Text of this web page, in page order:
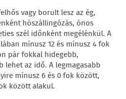
vagy borult lesz az ég,
hószállingózás, ónos
szél időnként megélénkül. A
mínusz 12 és mínusz 4 fok
pár fokkal hidegebb,
az idő. A legmagasabb
mínusz 6 és 0 fok között,
között alakul.